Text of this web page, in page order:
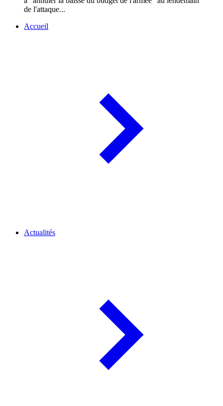
de l'attaque...
Accueil
Actualités